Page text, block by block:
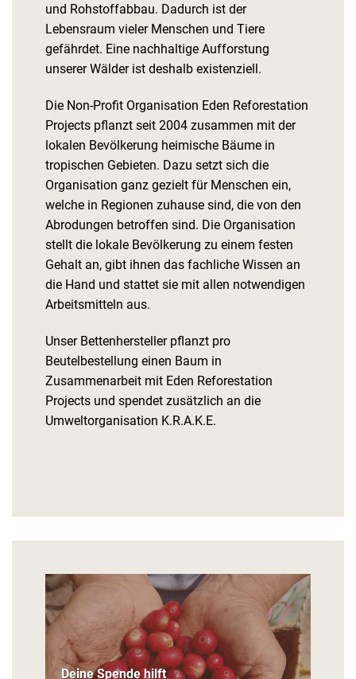
und Rohstoffabbau. Dadurch ist der
Lebensraum vieler Menschen und Tiere
gefährdet. Eine nachhaltige Aufforstung
unserer Wälder ist deshalb existenziell.
Die Non-Profit Organisation Eden Reforestation
Projects pflanzt seit 2004 zusammen mit der
lokalen Bevölkerung heimische Bäume in
tropischen Gebieten. Dazu setzt sich die
Organisation ganz gezielt für Menschen ein,
welche in Regionen zuhause sind, die von den
Abrodungen betroffen sind. Die Organisation
stellt die lokale Bevölkerung zu einem festen
Gehalt an, gibt ihnen das fachliche Wissen an
die Hand und stattet sie mit allen notwendigen
Arbeitsmitteln aus.
Unser Bettenhersteller pflanzt pro
Beutelbestellung einen Baum in
Zusammenarbeit mit Eden Reforestation
Projects und spendet zusätzlich an die
Umweltorganisation K.R.A.K.E.
Deine Spende hilft